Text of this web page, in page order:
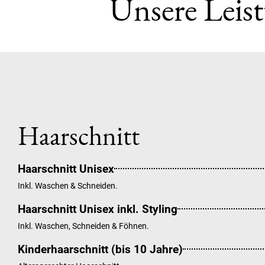
Unsere
Haarschnitt
Haarschnitt Unisex
Inkl. Waschen & Schneiden.
Haarschnitt Unisex inkl. Styling
Inkl. Waschen, Schneiden & Föhnen.
Kinderhaarschnitt (bis 10 Jahre)